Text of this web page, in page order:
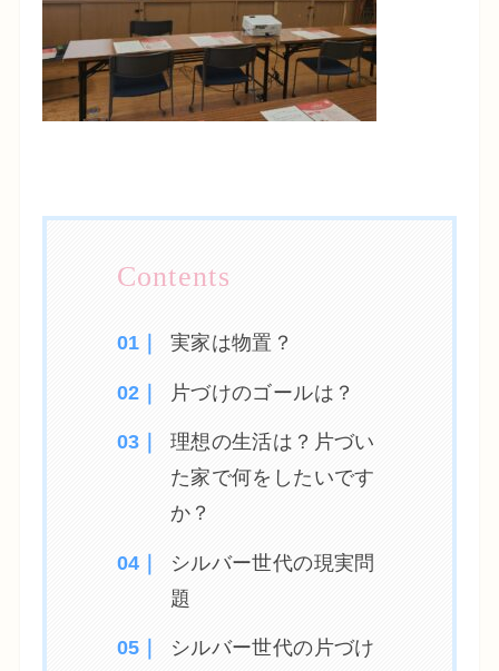
実家は物置？
片づけのゴールは？
理想の生活は？片づい
た家で何をしたいです
か？
シルバー世代の現実問
題
シルバー世代の片づけ